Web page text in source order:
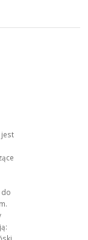
jest
do